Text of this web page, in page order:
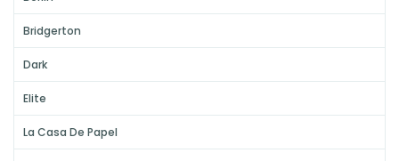
Bridgerton
Dark
Elite
La Casa De Papel